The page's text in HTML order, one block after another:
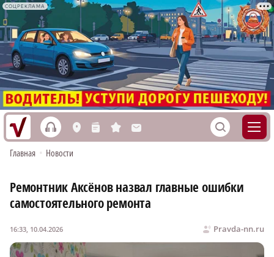
СОЦРЕКЛАМА
h L n s M S
Главная • Новости
Ремонтник Аксёнов назвал главные ошибки
самостоятельного ремонта
Pravda-nn.ru
16:33, 10.04.2026